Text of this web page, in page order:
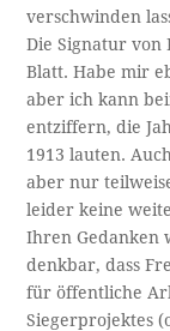
verschwinden
Die Signatur von
Blatt. Habe mir
aber ich kann
entziffern, die
1913 lauten.
aber nur
leider keine
Ihren Gedanken
denkbar, dass
für öffentliche
Siegerprojektes